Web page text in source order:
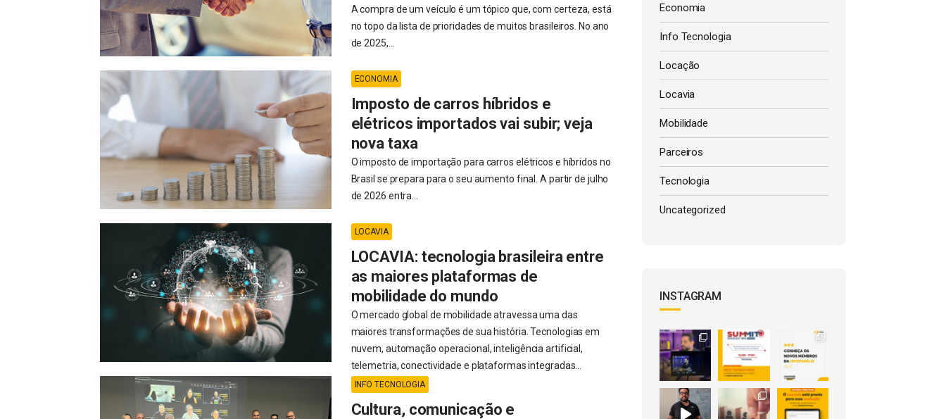
A compra de um veículo é um tópico que, com certeza, está
no topo da lista de prioridades de muitos brasileiros. No ano
de 2025,...
ECONOMIA
Imposto de carros híbridos e
elétricos importados vai subir; veja
nova taxa
O imposto de importação para carros elétricos e híbridos no
Brasil se prepara para o seu aumento final. A partir de julho
de 2026 entra...
LOCAVIA
LOCAVIA: tecnologia brasileira entre
as maiores plataformas de
mobilidade do mundo
O mercado global de mobilidade atravessa uma das
maiores transformações de sua história. Tecnologias em
nuvem, automação operacional, inteligência artificial,
telemetria, conectividade e plataformas integradas...
INFO TECNOLOGIA
Cultura, comunicação e
Economia
Info Tecnologia
Locação
Locavia
Mobilidade
Parceiros
Tecnologia
Uncategorized
INSTAGRAM